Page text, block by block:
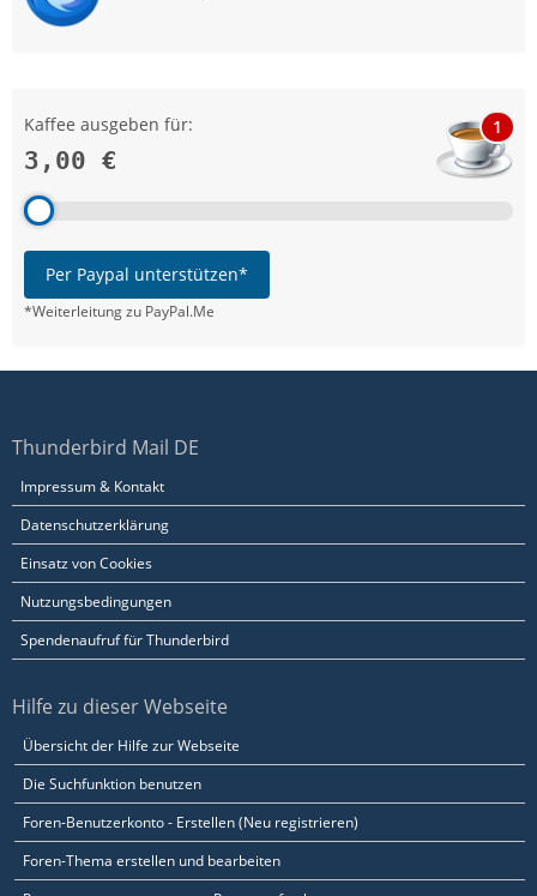
Kaffee ausgeben für:
3,00 €
1
Per Paypal unterstützen*
*Weiterleitung zu PayPal.Me
Thunderbird Mail DE
Impressum & Kontakt
Datenschutzerklärung
Einsatz von Cookies
Nutzungsbedingungen
Spendenaufruf für Thunderbird
Hilfe zu dieser Webseite
Übersicht der Hilfe zur Webseite
Die Suchfunktion benutzen
Foren-Benutzerkonto - Erstellen (Neu registrieren)
Foren-Thema erstellen und bearbeiten